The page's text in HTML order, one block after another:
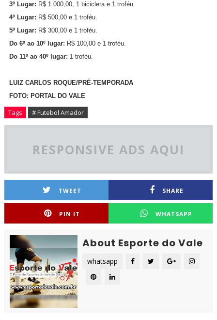
3º Lugar: R$ 1.000,00, 1 bicicleta e 1 troféu.
4º Lugar: R$ 500,00 e 1 troféu.
5º Lugar: R$ 300,00 e 1 troféu.
Do 6º ao 10º lugar: R$ 100,00 e 1 troféu.
Do 11º ao 40º lugar: 1 troféu.
LUIZ CARLOS ROQUE/PRÉ-TEMPORADA
FOTO: PORTAL DO VALE
Tags # Futebol Amador
RESPONSIVE ADS AQUI
TWEET SHARE
PIN IT WHATSAPP
About Esporte do Vale
whatsapp